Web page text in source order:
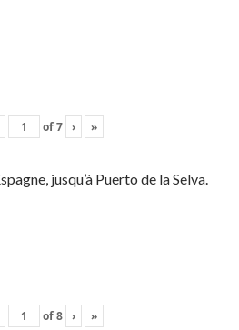
of7 › »
jusqu’à Puerto de la Selva.
of8 › »